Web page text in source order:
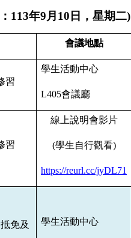
： 113年9月 10 日，星期二)
會議地點
習
學生活動中心
L405會議廳
習
線上說明會影片
(學生自行觀看)
https://reurl.cc/jyDL71
免及
學生活動中心